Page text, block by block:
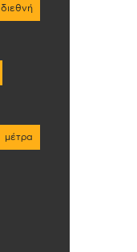
διεθνή
μέτρα